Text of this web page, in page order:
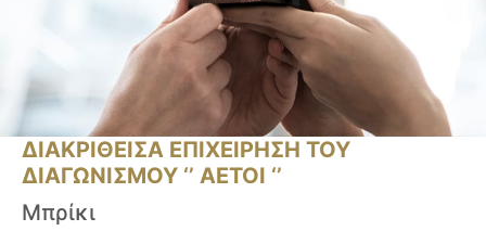
ΔΙΑΚΡΙΘΕΙΣΑ ΕΠΙΧΕΙΡΗΣΗ ΤΟΥ
ΔΙΑΓΩΝΙΣΜΟΥ ‘’ ΑΕΤΟΙ ‘’
Μπρίκι